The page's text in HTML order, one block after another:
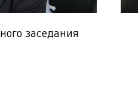
заседания